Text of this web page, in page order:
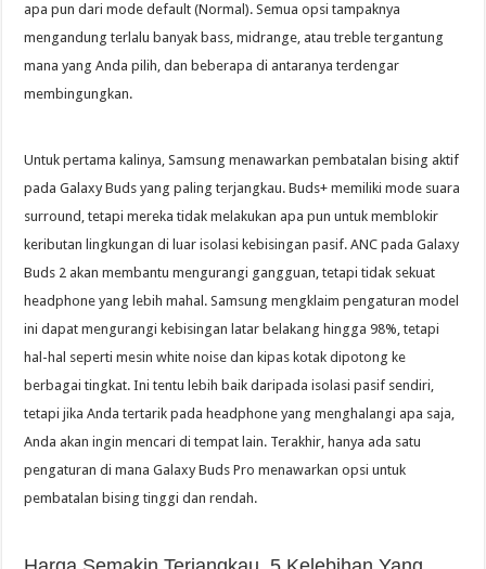
apa pun dari mode default (Normal). Semua opsi tampaknya
mengandung terlalu banyak bass, midrange, atau treble tergantung
mana yang Anda pilih, dan beberapa di antaranya terdengar
membingungkan.
Untuk pertama kalinya, Samsung menawarkan pembatalan bising aktif
pada Galaxy Buds yang paling terjangkau. Buds+ memiliki mode suara
surround, tetapi mereka tidak melakukan apa pun untuk memblokir
keributan lingkungan di luar isolasi kebisingan pasif. ANC pada Galaxy
Buds 2 akan membantu mengurangi gangguan, tetapi tidak sekuat
headphone yang lebih mahal. Samsung mengklaim pengaturan model
ini dapat mengurangi kebisingan latar belakang hingga 98%, tetapi
hal-hal seperti mesin white noise dan kipas kotak dipotong ke
berbagai tingkat. Ini tentu lebih baik daripada isolasi pasif sendiri,
tetapi jika Anda tertarik pada headphone yang menghalangi apa saja,
Anda akan ingin mencari di tempat lain. Terakhir, hanya ada satu
pengaturan di mana Galaxy Buds Pro menawarkan opsi untuk
pembatalan bising tinggi dan rendah.